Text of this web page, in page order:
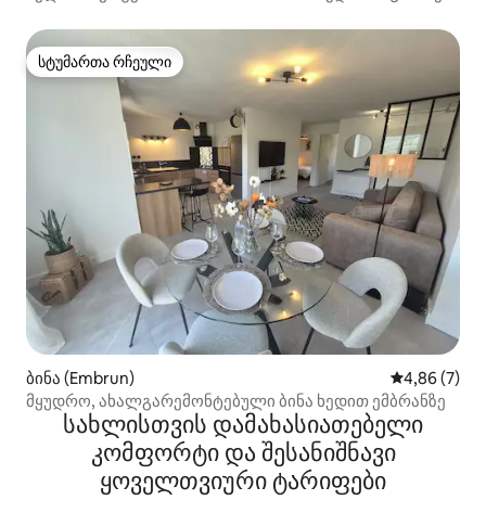
სტუმართა რჩეული
სტუმართა რჩეული
ბინა (Embrun) საშუალო
4,86 (7)
მყუდრო, ახალგარემონტებული ბინა ხედით ემბრანზე
სახლისთვის დამახასიათებელი
კომფორტი და შესანიშნავი
ყოველთვიური ტარიფები